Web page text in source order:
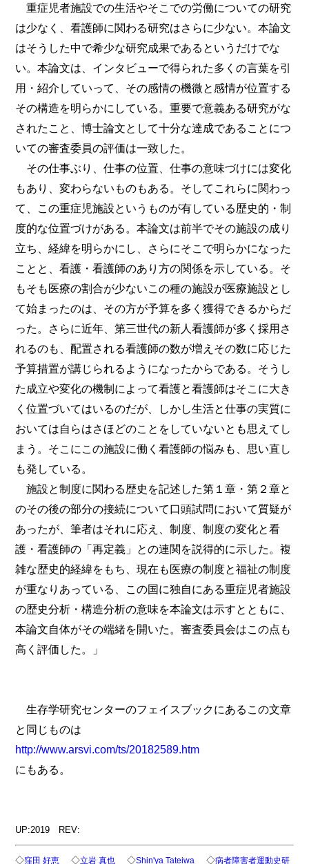
重症児者施設での生活やそこでの労働についての研究
は少なく、看護師に関わる研究はさらに少ない。本論文
はそうした中で希少な研究成果であるというだけでな
い。本論文は、インタビューで得られた多くの言葉を引
用・紹介していって、その感情の機微と感情が位置する
その構造を明らかにしている。重要で意義ある研究がな
されたこと、博士論文として十分な達成であることにつ
いての審査委員の評価は一致した。
その仕事ぶり、仕事の位置、仕事の意味づけには変化
もあり、変わらないものもある。そしてこれらに関わっ
て、この重症児施設というものが有している歴史的・制
度的な位置づけがある。本論文は前半でその施設の成り
立ち、経緯を明らかにし、さらにそこで明らかになった
ことと、看護・看護師のあり方の関係を示している。そ
もそも医療の割合が少ないこの種の施設が医療施設とし
て始まったのは、その方が予算を多く獲得できるからだ
った。さらに近年、第三世代の新人看護師が多く採用さ
れるのも、配置される看護師の数が増えその数に応じた
予算措置が講じられるようになったからである。そうし
た成立や変化の機制によって看護と看護師はそこに大き
く位置づいてはいるのだが、しかし生活と仕事の実質に
おいては自らはさほどのことをしていないとも思えてし
まう。そこにこの施設に働く看護師の悩みも、思い直し
も発している。
施設と制度に関わる歴史を記述した第１章・第２章と
のその後の部分の接続について口頭試問において質疑が
あったが、筆者はそれに応え、制度、制度の変化と看
護・看護師の「再定義」との連関を説得的に示した。複
雑な歴史的経緯をもち、現在も医療の制度と福祉の制度
が重なりあっている、この国に独自にある重症児者施設
の歴史分析・構造分析の意味を本論文は示すとともに、
本論文自体がその端緒を開いた。審査委員会はこの点も
高く評価した。」
生存学研究センターのフェイスブックにあるこの文章
と同じものは
http://www.arsvi.com/ts/20182589.htm
にもある。
UP:2019 REV:
◇窪田 好恵 ◇立岩 真也 ◇Shin'ya Tateiwa ◇病者障害者運動史研